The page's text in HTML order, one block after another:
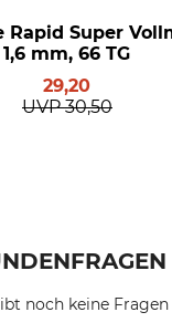
Rapid Super
1,6 mm, 66 TG
29,20
UVP 30,50
noch keine Fragen